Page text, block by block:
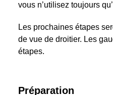
vous n’utilisez toujours
Les prochaines étapes
de vue de droitier. Les
étapes.
Préparation